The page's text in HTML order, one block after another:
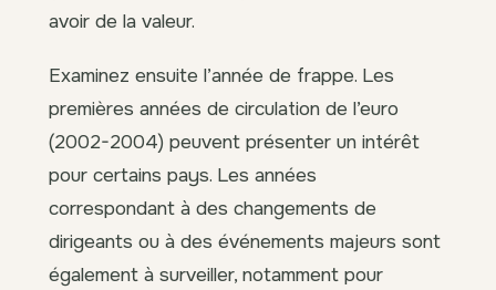
avoir de la valeur.
Examinez ensuite l’année de frappe. Les
premières années de circulation de l’euro
(2002-2004) peuvent présenter un intérêt
pour certains pays. Les années
correspondant à des changements de
dirigeants ou à des événements majeurs sont
également à surveiller, notamment pour